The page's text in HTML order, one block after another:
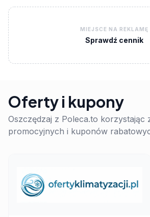
MIEJSCE NA REKLAMĘ
Sprawdź cennik
Oferty i kupony
Oszczędzaj z Poleca.to korzystając
promocyjnych i kuponów